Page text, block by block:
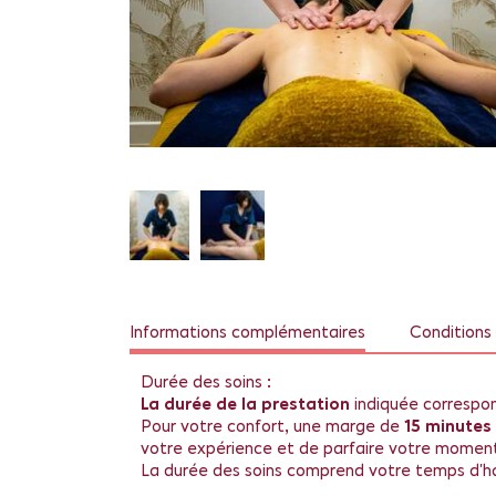
Informations complémentaires
Durée des soins :
La durée de la prestation indiquée
Pour votre confort, une marge de 15
votre expérience et de parfaire votre
La durée des soins comprend votre temps